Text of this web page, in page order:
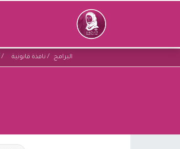
البرامج نافذة قانونية